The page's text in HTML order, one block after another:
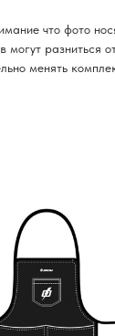
что фото
могут разниться
менять